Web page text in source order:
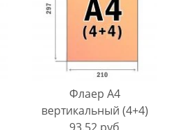
Флаер A4
вертикальный (4+4)